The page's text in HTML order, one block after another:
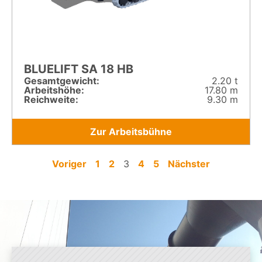
BLUELIFT SA 18 HB
Gesamt­gewicht:
2.20 t
Arbeitshöhe:
17.80 m
Reichweite:
9.30 m
Zur Arbeitsbühne
Voriger 1 2 3 4 5 Nächster